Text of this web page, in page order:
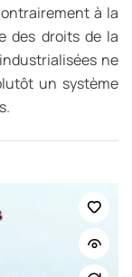
à la
des droits de la
ne
un système